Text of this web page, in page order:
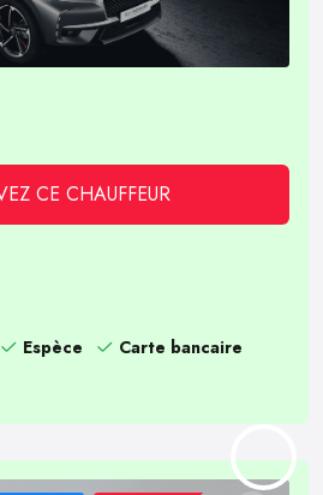
CE CHAUFFEUR
Espèce
Carte bancaire